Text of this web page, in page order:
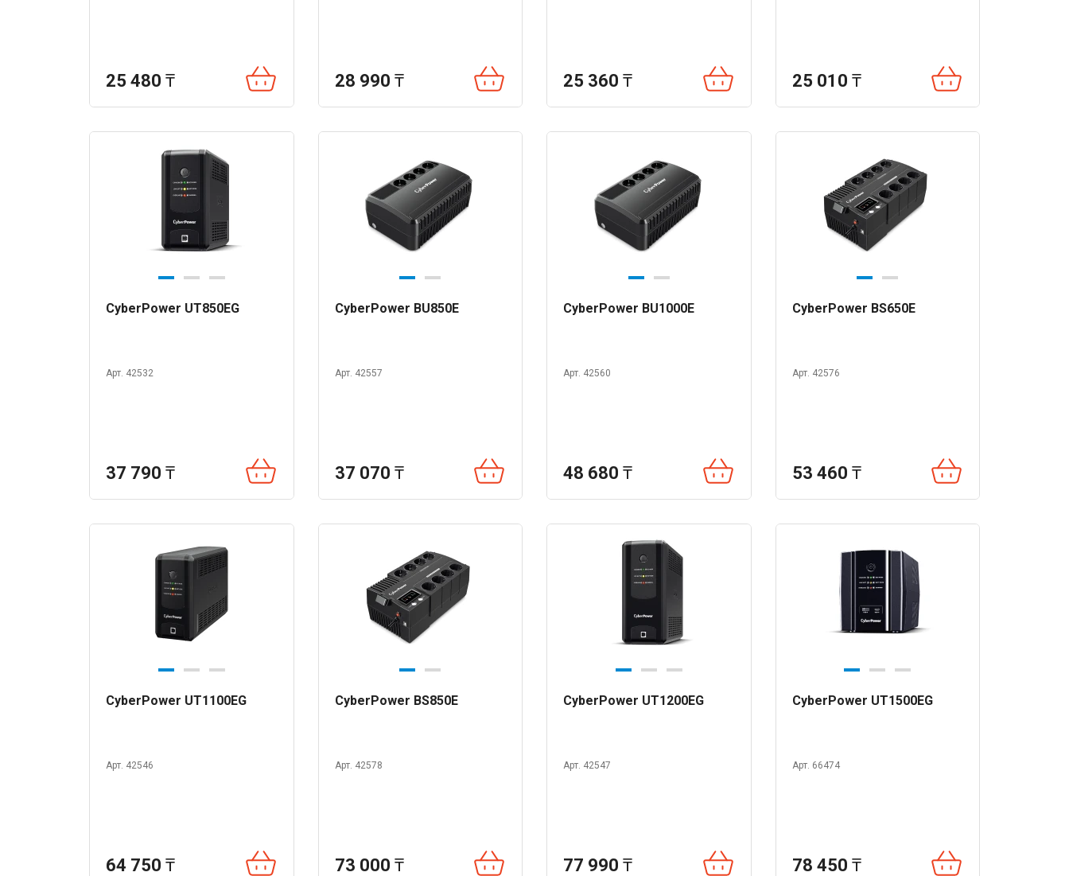
25 480 ₸ 28 990 ₸ 25 360 ₸ 25 010 ₸
CyberPower UT850EG
Арт. 42532
37 790 ₸
CyberPower BU850E
Арт. 42557
37 070 ₸
CyberPower BU1000E
Арт. 42560
48 680 ₸
CyberPower BS650E
Арт. 42576
53 460 ₸
CyberPower UT1100EG
Арт. 42546
64 750 ₸
CyberPower BS850E
Арт. 42578
73 000 ₸
CyberPower UT1200EG
Арт. 42547
77 990 ₸
CyberPower UT1500EG
Арт. 66474
78 450 ₸